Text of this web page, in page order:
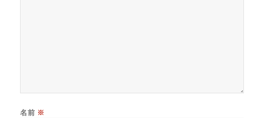
名前 ※